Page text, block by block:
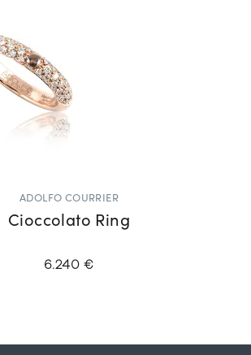
ADOLFO COURRIER
Cioccolato Ring
6.240 €